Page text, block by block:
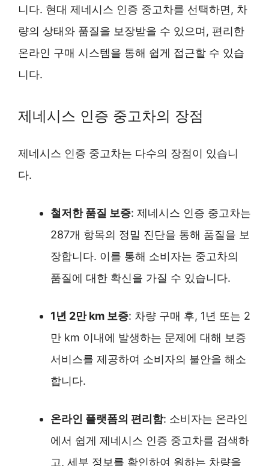
니다. 현대 제네시스 인증 중고차를 선택하면, 차
량의 상태와 품질을 보장받을 수 있으며, 편리한
온라인 구매 시스템을 통해 쉽게 접근할 수 있습
니다.
제네시스 인증 중고차의 장점
제네시스 인증 중고차는 다수의 장점이 있습니
다.
철저한 품질 보증: 제네시스 인증 중고차는
287개 항목의 정밀 진단을 통해 품질을 보
장합니다. 이를 통해 소비자는 중고차의
품질에 대한 확신을 가질 수 있습니다.
1년 2만 km 보증: 차량 구매 후, 1년 또는 2
만 km 이내에 발생하는 문제에 대해 보증
서비스를 제공하여 소비자의 불안을 해소
합니다.
온라인 플랫폼의 편리함: 소비자는 온라인
에서 쉽게 제네시스 인증 중고차를 검색하
고, 세부 정보를 확인하여 원하는 차량을